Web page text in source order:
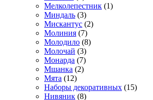
Мелколепестник (1)
Миндаль (3)
Мискантус (2)
Молиния (7)
Молодило (8)
Молочай (3)
Монарда (7)
Мшанка (2)
Мята (12)
Наборы декоративных (15)
Нивяник (8)